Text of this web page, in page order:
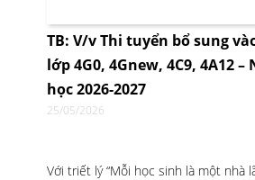
TB: V/v Thi tuyển bổ sung
lớp 4G0, 4Gnew, 4C9, 4A12 –
học 2026-2027
25/05/2026
Với triết lý “Mỗi học sinh là một nhà